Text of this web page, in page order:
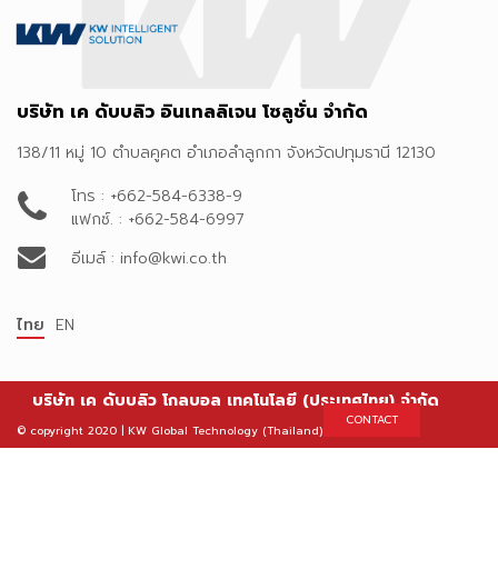
บริษัท เค ดับบลิว อินเทลลิเจน โซลูชั่น จำกัด
138/11 หมู่ 10 ตำบลคูคต อำเภอลำลูกกา จังหวัดปทุมธานี 12130
โทร : +662-584-6338-9
แฟกซ์. : +662-584-6997
อีเมล์ : info@kwi.co.th
ไทย EN
บริษัท เค ดับบลิว โกลบอล เทคโนโลยี (ประเทศไทย) จำกัด
© copyright 2020 | KW Global Technology (Thailand) Co.,Ltd.
CONTACT